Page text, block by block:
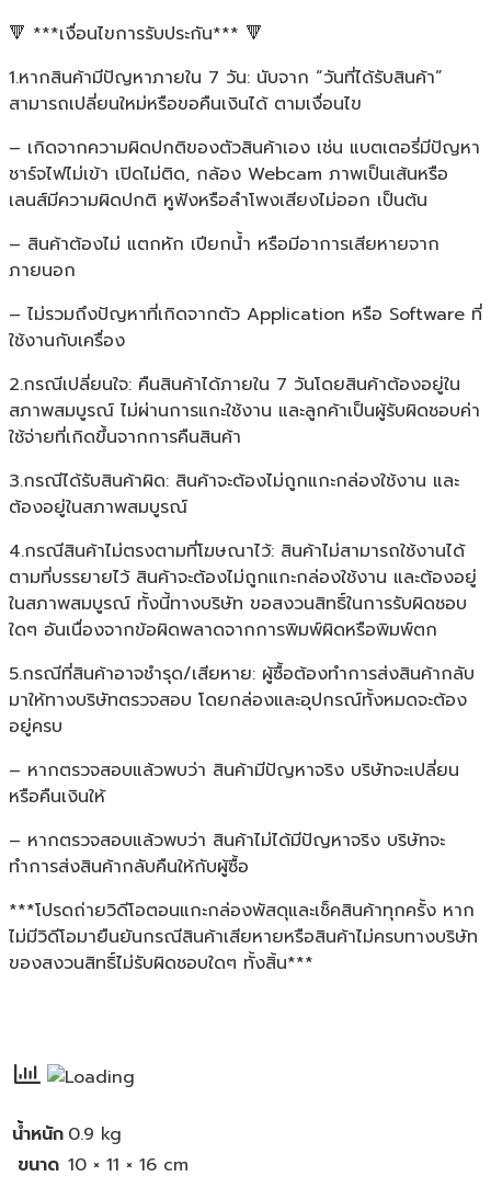
แท้
ประกัน
ศูนย์
5ปี
ชิ้น
🔻 ***เงื่อนไขการรับประกัน*** 🔻
1.หากสินค้ามีปัญหาภายใน 7 วัน: นับจาก “วันที่ได้รับสินค้า”
สามารถเปลี่ยนใหม่หรือขอคืนเงินได้ ตามเงื่อนไข
– เกิดจากความผิดปกติของตัวสินค้าเอง เช่น แบตเตอรี่มีปัญหา
ชาร์จไฟไม่เข้า เปิดไม่ติด, กล้อง Webcam ภาพเป็นเส้นหรือ
เลนส์มีความผิดปกติ หูฟังหรือลำโพงเสียงไม่ออก เป็นต้น
– สินค้าต้องไม่ แตกหัก เปียกน้ำ หรือมีอาการเสียหายจาก
ภายนอก
– ไม่รวมถึงปัญหาที่เกิดจากตัว Application หรือ Software ที่
ใช้งานกับเครื่อง
2.กรณีเปลี่ยนใจ: คืนสินค้าได้ภายใน 7 วันโดยสินค้าต้องอยู่ใน
สภาพสมบูรณ์ ไม่ผ่านการแกะใช้งาน และลูกค้าเป็นผู้รับผิดชอบค่า
ใช้จ่ายที่เกิดขึ้นจากการคืนสินค้า
3.กรณีได้รับสินค้าผิด: สินค้าจะต้องไม่ถูกแกะกล่องใช้งาน และ
ต้องอยู่ในสภาพสมบูรณ์
4.กรณีสินค้าไม่ตรงตามที่โฆษณาไว้: สินค้าไม่สามารถใช้งานได้
ตามที่บรรยายไว้ สินค้าจะต้องไม่ถูกแกะกล่องใช้งาน และต้องอยู่
ในสภาพสมบูรณ์ ทั้งนี้ทางบริษัท ขอสงวนสิทธิ์ในการรับผิดชอบ
ใดๆ อันเนื่องจากข้อผิดพลาดจากการพิมพ์ผิดหรือพิมพ์ตก
5.กรณีที่สินค้าอาจชำรุด/เสียหาย: ผู้ซื้อต้องทำการส่งสินค้ากลับ
มาให้ทางบริษัทตรวจสอบ โดยกล่องและอุปกรณ์ทั้งหมดจะต้อง
อยู่ครบ
– หากตรวจสอบแล้วพบว่า สินค้ามีปัญหาจริง บริษัทจะเปลี่ยน
หรือคืนเงินให้
– หากตรวจสอบแล้วพบว่า สินค้าไม่ได้มีปัญหาจริง บริษัทจะ
ทำการส่งสินค้ากลับคืนให้กับผู้ซื้อ
***โปรดถ่ายวิดีโอตอนแกะกล่องพัสดุและเช็คสินค้าทุกครั้ง หาก
ไม่มีวิดีโอมายืนยันกรณีสินค้าเสียหายหรือสินค้าไม่ครบทางบริษัท
ของสงวนสิทธิ์ไม่รับผิดชอบใดๆ ทั้งสิ้น***
น้ำหนัก 0.9 kg
ขนาด 10 × 11 × 16 cm